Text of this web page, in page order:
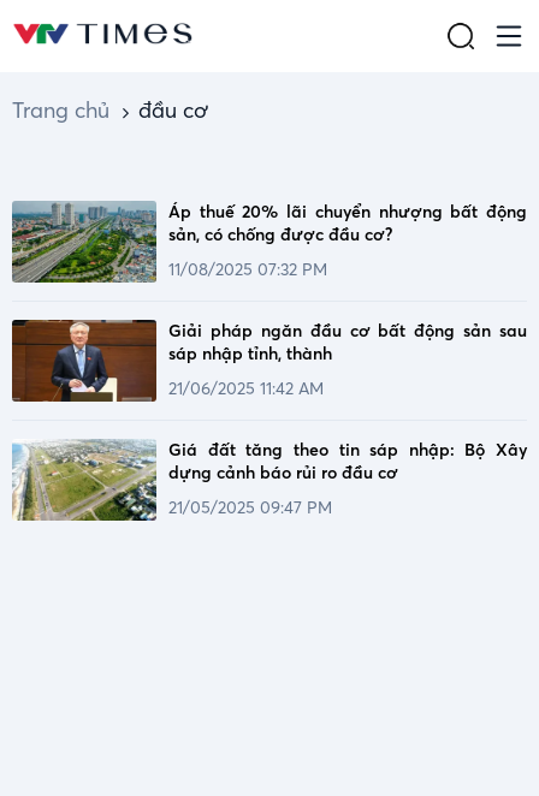
Trang chủ đầu cơ
Áp thuế 20% lãi chuyển nhượng bất động
sản, có chống được đầu cơ?
11/08/2025 07:32 PM
Giải pháp ngăn đầu cơ bất động sản sau
sáp nhập tỉnh, thành
21/06/2025 11:42 AM
Giá đất tăng theo tin sáp nhập: Bộ Xây
dựng cảnh báo rủi ro đầu cơ
21/05/2025 09:47 PM